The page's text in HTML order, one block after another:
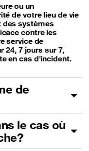
ou un
de votre lieu de vie
des systèmes
contre les
service de
24, 7 jours sur 7,
en cas d'incident.
de
le cas où